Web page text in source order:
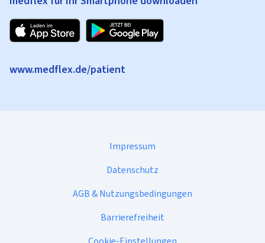
www.medflex.de/patient
Impressum
Datenschutz
AGB & Nutzungsbedingungen
Barrierefreiheit